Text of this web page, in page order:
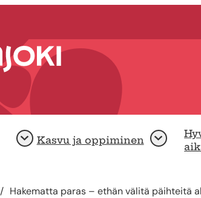
AvaaKasvu ja oppiminen Avaa
Hakematta paras – ethän välitä päihteitä